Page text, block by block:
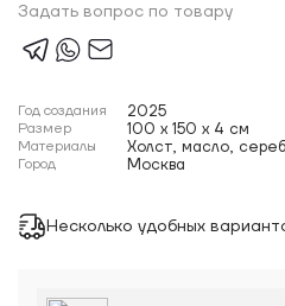
Задать вопрос по товару
Год создания 2025
Размер 100 x 150 x 4 см
Материалы Холст, масло,
Город Москва
Несколько удобных